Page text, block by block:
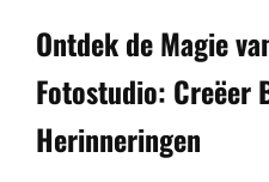
Post
Ontdek de Magie
Fotostudio: Creëer
Herinneringen